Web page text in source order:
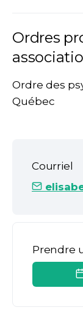
Ordres
Ordre des
Québec
Courriel
Prendre